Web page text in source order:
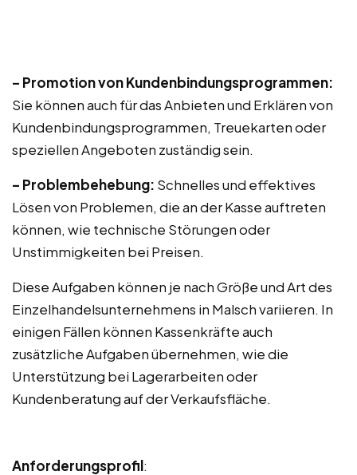
– Promotion von Kundenbindungsprogrammen:
Sie können auch für das Anbieten und Erklären von
Kundenbindungsprogrammen, Treuekarten oder
speziellen Angeboten zuständig sein.
– Problembehebung: Schnelles und effektives
Lösen von Problemen, die an der Kasse auftreten
können, wie technische Störungen oder
Unstimmigkeiten bei Preisen.
Diese Aufgaben können je nach Größe und Art des
Einzelhandelsunternehmens in Malsch variieren. In
einigen Fällen können Kassenkräfte auch
zusätzliche Aufgaben übernehmen, wie die
Unterstützung bei Lagerarbeiten oder
Kundenberatung auf der Verkaufsfläche.
Anforderungsprofil: